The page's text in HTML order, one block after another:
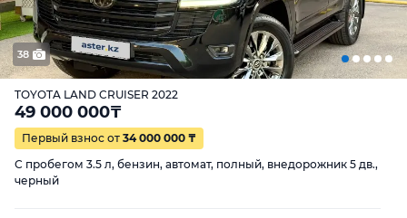
38
TOYOTA LAND CRUISER 2022
49 000 000₸
Первый взнос от 34 000 000 ₸
С пробегом 3.5 л, бензин, автомат, полный, внедорожник 5 дв.,
черный